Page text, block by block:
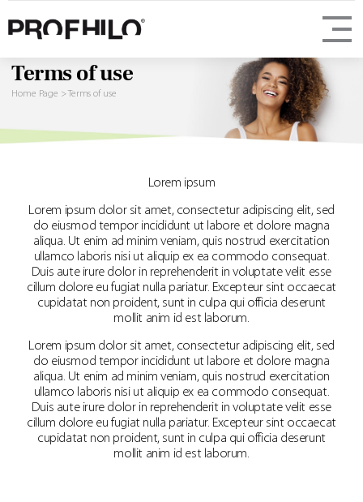
Terms of use
Home Page >Terms of use
Lorem ipsum
Lorem ipsum dolor sit amet, consectetur adipiscing elit, sed
do eiusmod tempor incididunt ut labore et dolore magna
aliqua. Ut enim ad minim veniam, quis nostrud exercitation
ullamco laboris nisi ut aliquip ex ea commodo consequat.
Duis aute irure dolor in reprehenderit in voluptate velit esse
cillum dolore eu fugiat nulla pariatur. Excepteur sint occaecat
cupidatat non proident, sunt in culpa qui officia deserunt
mollit anim id est laborum.
Lorem ipsum dolor sit amet, consectetur adipiscing elit, sed
do eiusmod tempor incididunt ut labore et dolore magna
aliqua. Ut enim ad minim veniam, quis nostrud exercitation
ullamco laboris nisi ut aliquip ex ea commodo consequat.
Duis aute irure dolor in reprehenderit in voluptate velit esse
cillum dolore eu fugiat nulla pariatur. Excepteur sint occaecat
cupidatat non proident, sunt in culpa qui officia deserunt
mollit anim id est laborum.